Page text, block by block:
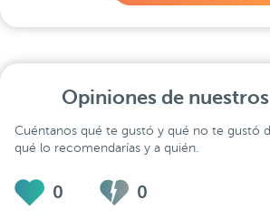
Opiniones de
Cuéntanos qué te gustó y qué no te gustó
qué lo recomendarías y a quién.
0 0